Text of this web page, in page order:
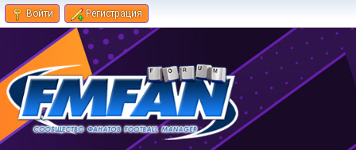
Войти Регистрация